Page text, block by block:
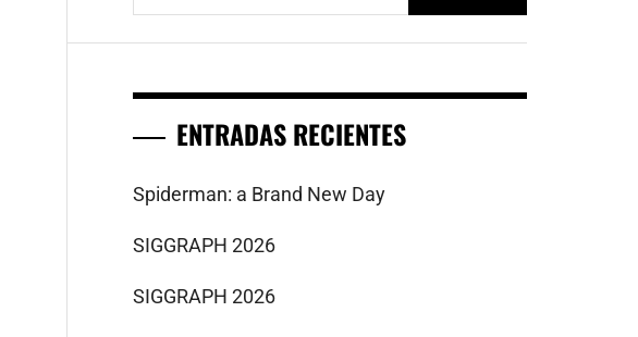
ENTRADAS RECIENTES
Spiderman: a Brand New Day
SIGGRAPH 2026
SIGGRAPH 2026